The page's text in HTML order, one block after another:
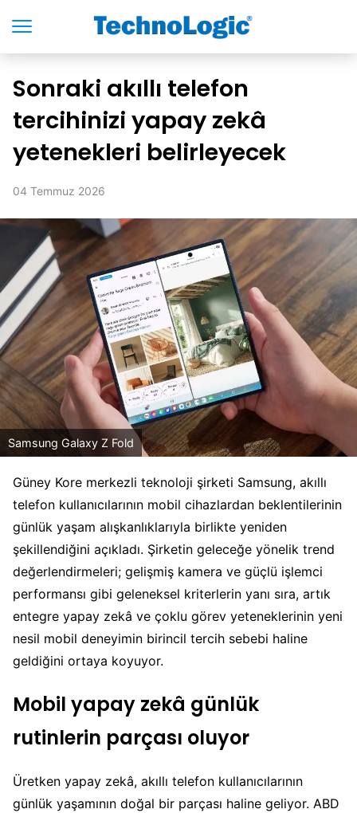
Sonraki akıllı telefon
tercihinizi yapay zekâ
yetenekleri belirleyecek
04 Temmuz 2026
Samsung Galaxy Z Fold
Güney Kore merkezli teknoloji şirketi Samsung, akıllı
telefon kullanıcılarının mobil cihazlardan beklentilerinin
günlük yaşam alışkanlıklarıyla birlikte yeniden
şekillendiğini açıkladı. Şirketin geleceğe yönelik trend
değerlendirmeleri; gelişmiş kamera ve güçlü işlemci
performansı gibi geleneksel kriterlerin yanı sıra, artık
entegre yapay zekâ ve çoklu görev yeteneklerinin yeni
nesil mobil deneyimin birincil tercih sebebi haline
geldiğini ortaya koyuyor.
Mobil yapay zekâ günlük
rutinlerin parçası oluyor
Üretken yapay zekâ, akıllı telefon kullanıcılarının
günlük yaşamının doğal bir parçası haline geliyor. ABD